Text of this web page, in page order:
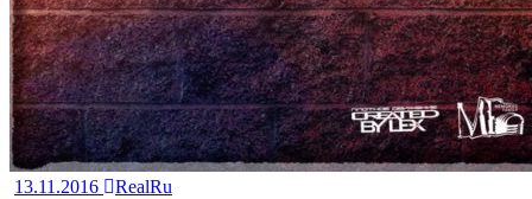
13.11.2016
RealRu